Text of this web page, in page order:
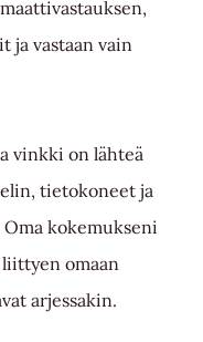
ja vastaan vain
vinkki on lähteä
tietokoneet ja
kokemukseni
omaan
arjessakin.